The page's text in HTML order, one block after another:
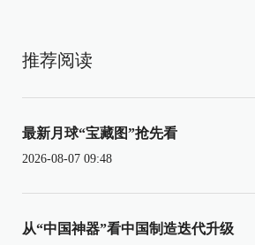
推荐阅读
最新月球“宝藏图”抢先看
2026-08-07 09:48
从“中国神器”看中国制造迭代升级